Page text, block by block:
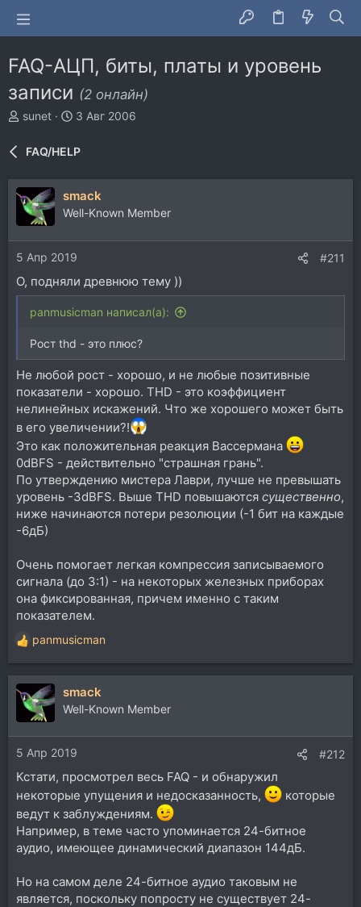
FAQ-АЦП, биты, платы и уровень
записи (2 онлайн)
А
т
р
т
е
sunet
Д
т
н
а
ч
а
3 Авг 2006
FAQ/HELP
smack
Well-Known Member
5 Апр 2019 #211
О, подняли древнюю тему ))
panmusicman написал(а):
Рост thd - это плюс?
Не любой рост - хорошо, и не любые позитивные
показатели - хорошо. THD - это коэффициент
нелинейных искажений. Что же хорошего может быть
в его увеличении?!
Это как положительная реакция Вассермана
0dBFS - действительно "страшная грань".
По утверждению мистера Лаври, лучше не превышать
уровень -3dBFS. Выше THD повышаются существенно,
ниже начинаются потери резолюции (-1 бит на каждые
-6дБ)
Очень помогает легкая компрессия записываемого
сигнала (до 3:1) - на некоторых железных приборах
она фиксированная, причем именно с таким
показателем.
Р
е
а
к
и
и
:
panmusicman
smack
Well-Known Member
5 Апр 2019 #212
Кстати, просмотрел весь FAQ - и обнаружил
некоторые упущения и недосказанность,
которые
ведут к заблуждениям.
Например, в теме часто упоминается 24-битное
аудио, имеющее динамический диапазон 144дБ.
Но на самом деле 24-битное аудио таковым не
является, поскольку попросту не существует 24-